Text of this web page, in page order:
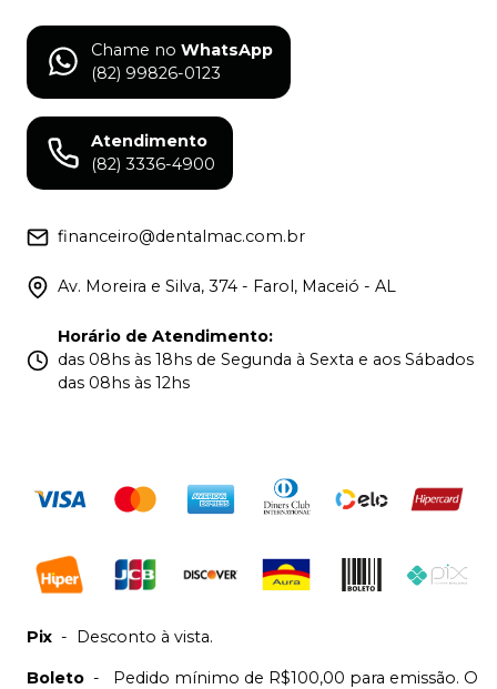
Chame no WhatsApp
(82) 99826-0123
Atendimento
(82) 3336-4900
financeiro@dentalmac.com.br
Av. Moreira e Silva, 374 - Farol, Maceió - AL
Horário de Atendimento:
das 08hs às 18hs de Segunda à Sexta e aos Sábados
das 08hs às 12hs
Pix - Desconto à vista.
Boleto -
Pedido mínimo de R$100,00 para emissão. O